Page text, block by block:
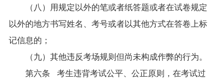
（八）用规定以外的笔或者纸答题或者在试卷规定
以外的地方书写姓名、考号或者以其他方式在答卷上标
记信息的；
（九）其他违反考场规则但尚未构成作弊的行为。
第六条 考生违背考试公平、公正原则，在考试过